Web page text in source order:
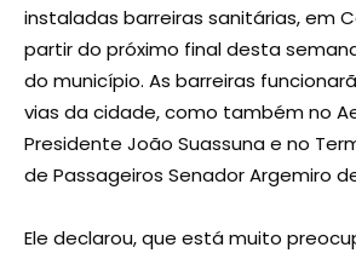
instaladas barreiras sanitárias, em
partir do próximo final desta
do município. As barreiras
vias da cidade, como também no
Presidente João Suassuna e no
de Passageiros Senador Argemiro
Ele declarou, que está muito